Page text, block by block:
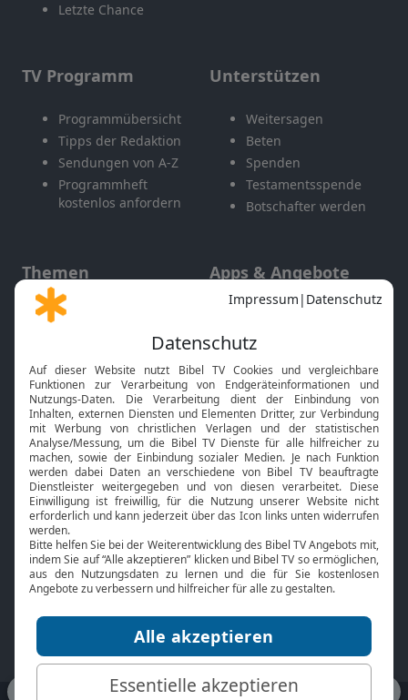
Letzte Chance
TV Programm
Programmübersicht
Tipps der Redaktion
Sendungen von A-Z
Programmheft
kostenlos anfordern
Unterstützen
Weitersagen
Beten
Spenden
Testamentsspende
Botschafter werden
Themen
Gott und Bibel erklärt
Neuigkeiten
Apps & Angebote
Mobile App
Smart TV
HbbTV
Bibelthek Online-Bibel
Nächster Gottesdienst
Bibel TV
Über uns
Jobs
Mediadaten
Service
Kontakt
TV-Empfang